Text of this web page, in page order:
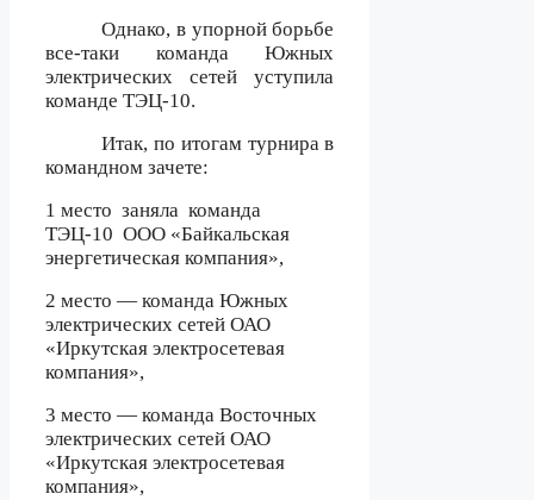
Однако, в упорной борьбе
все-таки команда Южных
электрических сетей уступила
команде ТЭЦ-10.
Итак, по итогам турнира в
командном зачете:
1 место заняла команда
ТЭЦ-10 ООО «Байкальская
энергетическая компания»,
2 место — команда Южных
электрических сетей ОАО
«Иркутская электросетевая
компания»,
3 место — команда Восточных
электрических сетей ОАО
«Иркутская электросетевая
компания»,